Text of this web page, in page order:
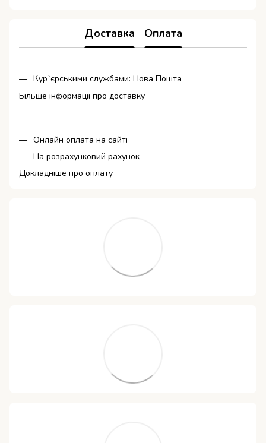
Доставка Оплата
Кур`єрськими службами: Нова Пошта
Більше інформації про доставку
Онлайн оплата на сайті
На розрахунковий рахунок
Докладніше про оплату